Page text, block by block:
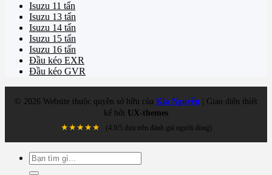
Isuzu 11 tấn
Isuzu 13 tấn
Isuzu 14 tấn
Isuzu 15 tấn
Isuzu 16 tấn
Đầu kéo EXR
Đầu kéo GVR
© 2026 Website thuộc quyền sở hữu của Kia Nguyễn | Giao diện thiết
kế bởi UX-themes
★★★★★
(4.9/5 dựa trên đánh giá người dùng)
Tìm
kiếm: